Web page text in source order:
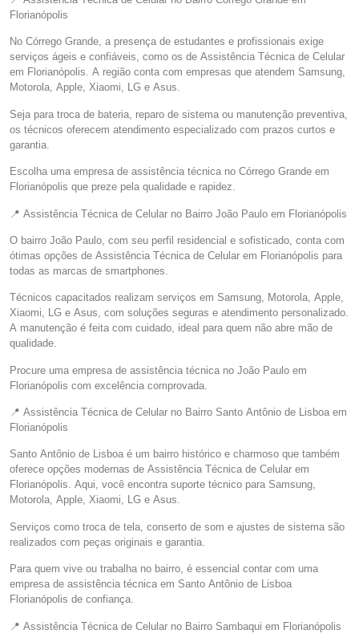
Florianópolis
No Córrego Grande, a presença de estudantes e profissionais exige
serviços ágeis e confiáveis, como os de Assistência Técnica de Celular
em Florianópolis. A região conta com empresas que atendem Samsung,
Motorola, Apple, Xiaomi, LG e Asus.
Seja para troca de bateria, reparo de sistema ou manutenção preventiva,
os técnicos oferecem atendimento especializado com prazos curtos e
garantia.
Escolha uma empresa de assistência técnica no Córrego Grande em
Florianópolis que preze pela qualidade e rapidez.
📍 Assistência Técnica de Celular no Bairro João Paulo em Florianópolis
O bairro João Paulo, com seu perfil residencial e sofisticado, conta com
ótimas opções de Assistência Técnica de Celular em Florianópolis para
todas as marcas de smartphones.
Técnicos capacitados realizam serviços em Samsung, Motorola, Apple,
Xiaomi, LG e Asus, com soluções seguras e atendimento personalizado.
A manutenção é feita com cuidado, ideal para quem não abre mão de
qualidade.
Procure uma empresa de assistência técnica no João Paulo em
Florianópolis com excelência comprovada.
📍 Assistência Técnica de Celular no Bairro Santo Antônio de Lisboa em
Florianópolis
Santo Antônio de Lisboa é um bairro histórico e charmoso que também
oferece opções modernas de Assistência Técnica de Celular em
Florianópolis. Aqui, você encontra suporte técnico para Samsung,
Motorola, Apple, Xiaomi, LG e Asus.
Serviços como troca de tela, conserto de som e ajustes de sistema são
realizados com peças originais e garantia.
Para quem vive ou trabalha no bairro, é essencial contar com uma
empresa de assistência técnica em Santo Antônio de Lisboa
Florianópolis de confiança.
📍 Assistência Técnica de Celular no Bairro Sambaqui em Florianópolis